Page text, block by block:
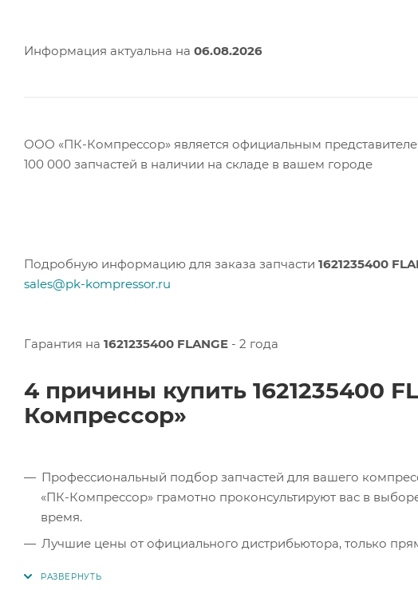
Информация актуальна на 06.08.2026
ООО «ПК-Компрессор» является официальным
100 000 запчастей в наличии на складе в вашем городе
Подробную информацию для заказа запчасти 1621235400
sales@pk-kompressor.ru
Гарантия на 1621235400 FLANGE - 2 года
4 причины купить 1621235400
Компрессор»
Профессиональный подбор запчастей для вашего
«ПК-Компрессор» грамотно проконсультируют вас в
время.
Лучшие цены от официального дистрибьютора, только